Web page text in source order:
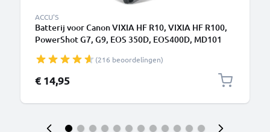
ACCU'S
Batterij voor Canon VIXIA HF R10, VIXIA HF R100,
PowerShot G7, G9, EOS 350D, EOS400D, MD101
(216 beoordelingen)
€ 14,95